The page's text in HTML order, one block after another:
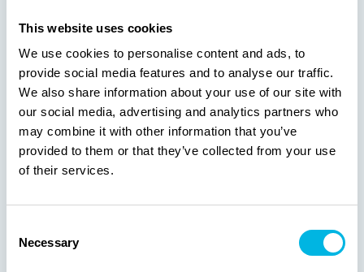
This website uses cookies
We use cookies to personalise content and ads, to
provide social media features and to analyse our traffic.
We also share information about your use of our site with
our social media, advertising and analytics partners who
may combine it with other information that you’ve
provided to them or that they’ve collected from your use
of their services.
Selection
Necessary
Vanaf€24.950
Rustig zwemmen, toch vooruitgang
boeken?